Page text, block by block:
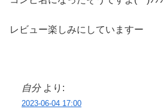
レビュー楽しみにしていますー
自分 より:
2023-06-04 17:00